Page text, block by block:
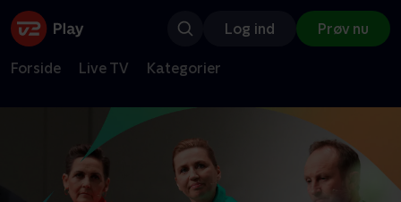
Log ind Prøv nu
Forside Live TV Kategorier